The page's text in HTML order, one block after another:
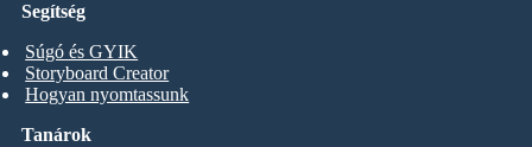
Segítség
Súgó és GYIK
Storyboard Creator
Hogyan nyomtassunk
Tanárok